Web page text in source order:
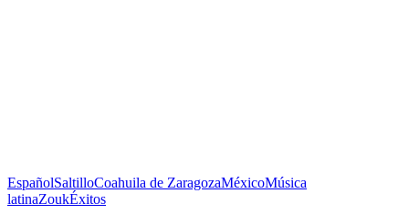
EspañolSaltilloCoahuila de ZaragozaMéxicoMúsica
latinaZoukÉxitos